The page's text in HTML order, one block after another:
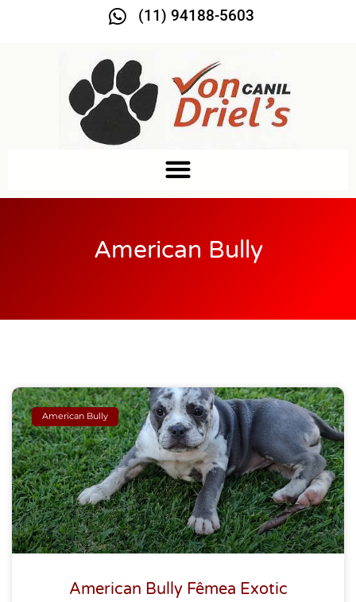
(11) 94188-5603
American Bully
American Bully
American Bully Fêmea Exotic